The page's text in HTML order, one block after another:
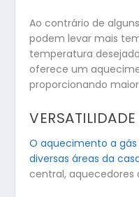
Ao contrário de
podem levar mais
temperatura
oferece um
proporcionando
O aquecimento a
diversas áreas da
central, aquecedores